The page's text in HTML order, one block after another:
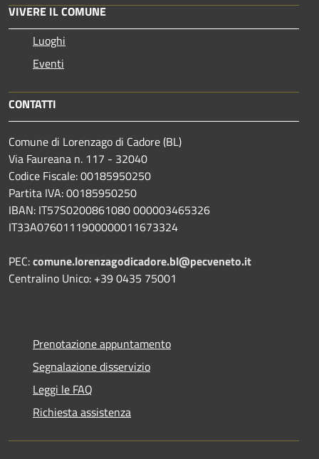
VIVERE IL COMUNE
Luoghi
Eventi
CONTATTI
Comune di Lorenzago di Cadore (BL)
Via Faureana n. 117 - 32040
Codice Fiscale: 00185950250
Partita IVA: 00185950250
IBAN: IT57S0200861080 000003465326
IT33A0760111900000011673324
PEC:comune.lorenzagodicadore.bl@pecveneto.it
Centralino Unico: +39 0435 75001
Prenotazione appuntamento
Segnalazione disservizio
Leggi le FAQ
Richiesta assistenza